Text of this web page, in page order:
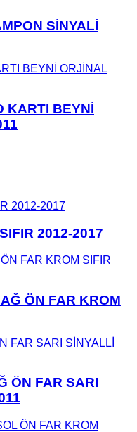
SİNYALİ
KARTI BEYNİ
2012-2017
ÖN FAR KROM
ÖN FAR SARI